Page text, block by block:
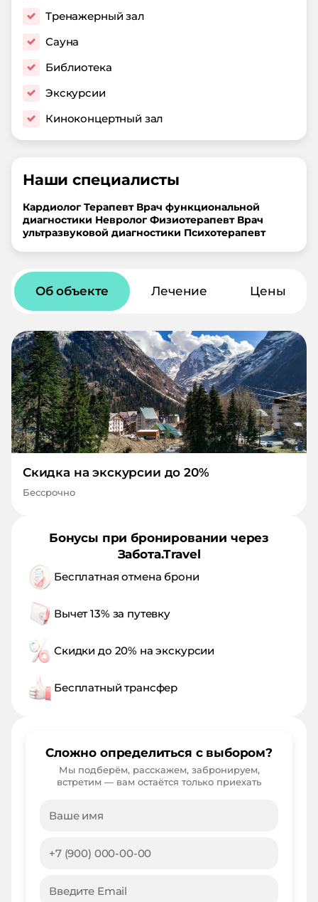
Тренажерный зал
Сауна
Библиотека
Экскурсии
Киноконцертный зал
Наши специалисты
Кардиолог Терапевт Врач функциональной
диагностики Невролог Физиотерапевт Врач
ультразвуковой диагностики Психотерапевт
Об объекте Лечение Цены
Скидка на экскурсии до 20%
Бессрочно
Бонусы при бронировании через
Забота.Travel
Бесплатная отмена брони
Вычет 13% за путевку
Скидки до 20% на экскурсии
Бесплатный трансфер
Сложно определиться с выбором?
Мы подберём, расскажем, забронируем,
встретим — вам остаётся только приехать